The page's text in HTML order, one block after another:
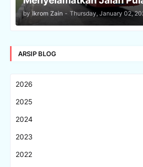
by Ikrom Zain - Thursday, January 02,
ARSIP BLOG
2026
2025
2024
2023
2022